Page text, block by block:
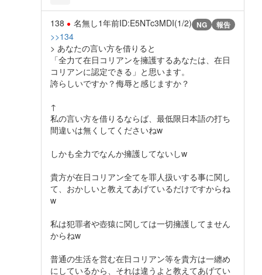
138 名無し1年前ID:E5NTc3MDI(1/2) NG 報告
>>134
> あなたの言い方を借りると
「全力て在日コリアンを擁護するあなたは、在日
コリアンに認定できる」と思います。
誇らしいですか？侮辱と感じますか？
↑
私の言い方を借りるならば、最低限日本語の打ち
間違いは無くしてくださいねw
しかも全力でなんか擁護してないしw
貴方が在日コリアン全てを罪人扱いする事に関し
て、おかしいと教えてあげているだけですからね
w
私は犯罪者や壺猿に関しては一切擁護してません
からねw
普通の生活を営む在日コリアン等を貴方は一纏め
にしているから、それは違うよと教えてあげてい